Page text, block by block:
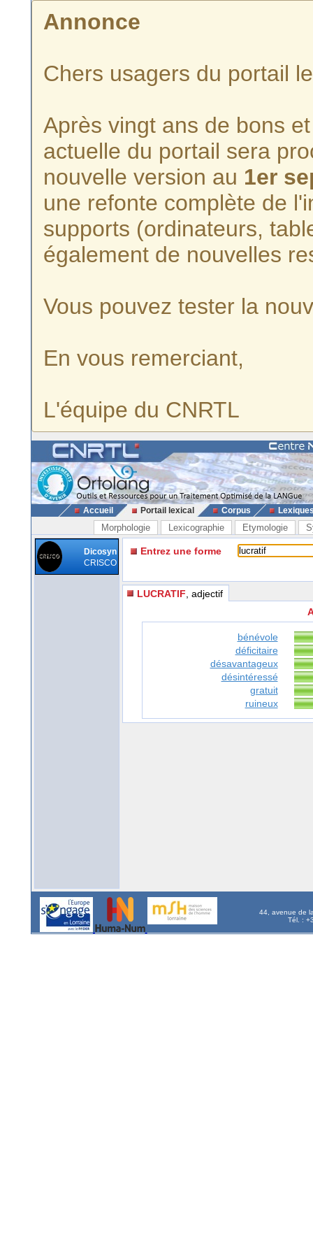
Annonce
Chers usagers du portail
Après vingt ans de bons
actuelle du portail sera
nouvelle version au 1er
une refonte complète de
supports (ordinateurs,
également de nouvelles
Vous pouvez tester la
En vous remerciant,
L'équipe du CNRTL
Accueil Portail lexical Corpus
Morphologie Lexicographie Etymologie
Dicosyn
CRISCO
Entrez une forme
LUCRATIF , adjectif
bénévole
déficitaire
désavantageux
désintéressé
gratuit
ruineux
44, avenue de
Tél. :